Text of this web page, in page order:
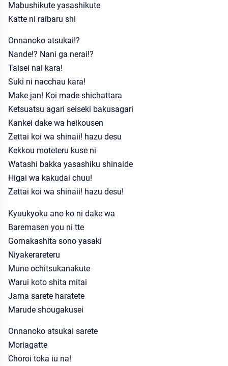
Mabushikute yasashikute
Katte ni raibaru shi
Onnanoko atsukai!?
Nande!? Nani ga nerai!?
Taisei nai kara!
Suki ni nacchau kara!
Make jan! Koi made shichattara
Ketsuatsu agari seiseki bakusagari
Kankei dake wa heikousen
Zettai koi wa shinaii! hazu desu
Kekkou moteteru kuse ni
Watashi bakka yasashiku shinaide
Higai wa kakudai chuu!
Zettai koi wa shinaii! hazu desu!
Kyuukyoku ano ko ni dake wa
Baremasen you ni tte
Gomakashita sono yasaki
Niyakerareteru
Mune ochitsukanakute
Warui koto shita mitai
Jama sarete haratete
Marude shougakusei
Onnanoko atsukai sarete
Moriagatte
Choroi toka iu na!